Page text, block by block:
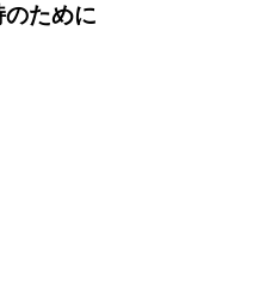
ために